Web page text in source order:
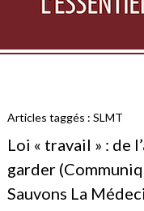
Previous
Articles taggés : SLMT
Loi « travail » : de
garder
Sauvons La